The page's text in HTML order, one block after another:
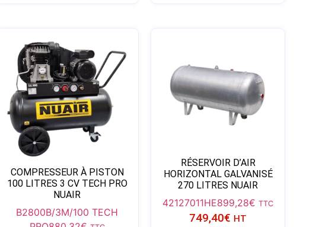
COMPRESSEUR À PISTON
100 LITRES 3 CV TECH PRO
NUAIR
B2800B/3M/100 TECH
RÉSERVOIR D’AIR
HORIZONTAL GALVANISÉ
270 LITRES NUAIR
42127011HE899,28€ TTC
749,40€ HT